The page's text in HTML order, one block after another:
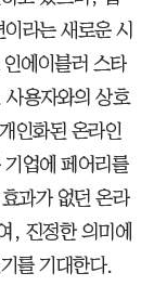
라는 새로운 시
에이블러 스타
사용자와의 상호
인화된 온라인
업에 페어리를
과가 없던 온라
, 진정한 의미에
를 기대한다.